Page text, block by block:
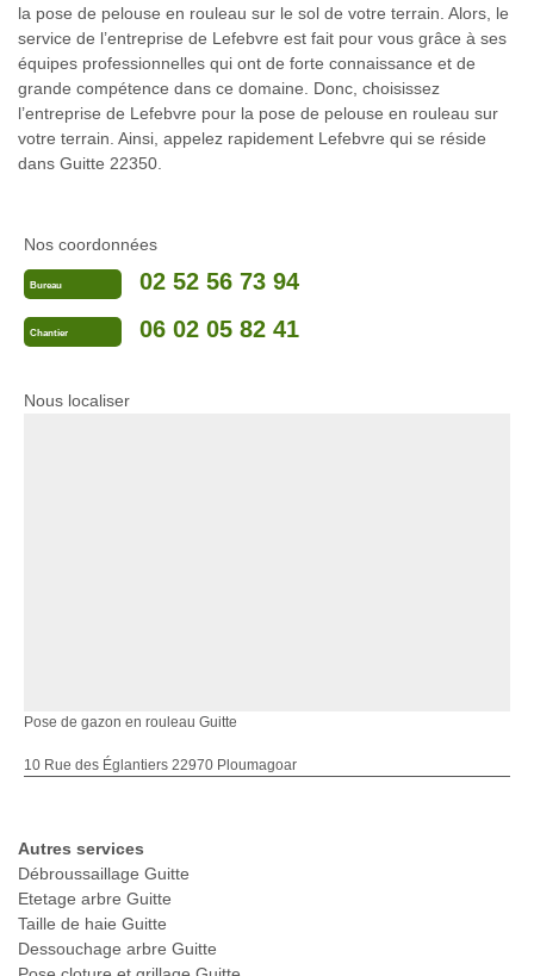
la pose de pelouse en rouleau sur le sol de votre terrain. Alors, le
service de l’entreprise de Lefebvre est fait pour vous grâce à ses
équipes professionnelles qui ont de forte connaissance et de
grande compétence dans ce domaine. Donc, choisissez
l’entreprise de Lefebvre pour la pose de pelouse en rouleau sur
votre terrain. Ainsi, appelez rapidement Lefebvre qui se réside
dans Guitte 22350.
Nos coordonnées
Bureau 02 52 56 73 94
Chantier 06 02 05 82 41
Nous localiser
Pose de gazon en rouleau Guitte
10 Rue des Églantiers 22970 Ploumagoar
Autres services
Débroussaillage Guitte
Etetage arbre Guitte
Taille de haie Guitte
Dessouchage arbre Guitte